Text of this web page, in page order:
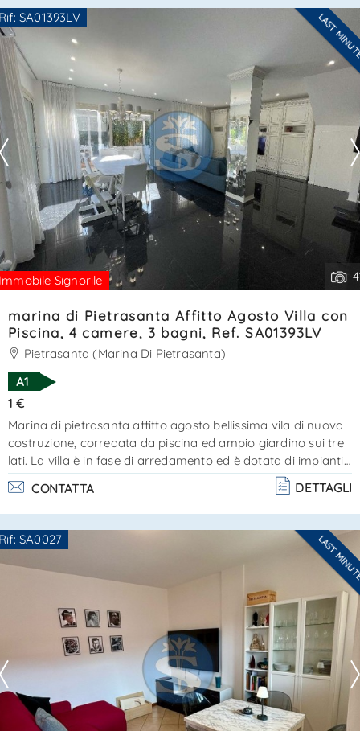
doccia, 1 servizio e scale interne di accesso al piano
superiore dotato di camera matrimoniale e bagno con
doccia, oltre piccola terrazza coperta. Il grande giar. . .
SA01393LV LAST
Signorile
marina di Pietrasanta Affitto Agosto Villa con
Piscina, 4 camere, 3 bagni, Ref. SA01393LV
Pietrasanta (Marina Di Pietrasanta)
A1
1 €
Marina di pietrasanta affitto agosto bellissima vila di nuova
costruzione, corredata da piscina ed ampio giardino sui tre
lati. La villa è in fase di arredamento ed è dotata di impianti
domotici; è così composta:p. Terra - ampio soggiorno, sala
pranzo, cucina con piano ad induzione, 1 camera ed 1
bagno completo ed importante scala per il piano
superiore;p. Primo - ampia suite padronale composta da
camera con guardaroba e bagno esclusivo dotato di vasca
idromassaggio, 2 camere matrimoni. . .
CONTATTA DETTAGLI
SA0027 LAST
Vedi tutti i dettagli